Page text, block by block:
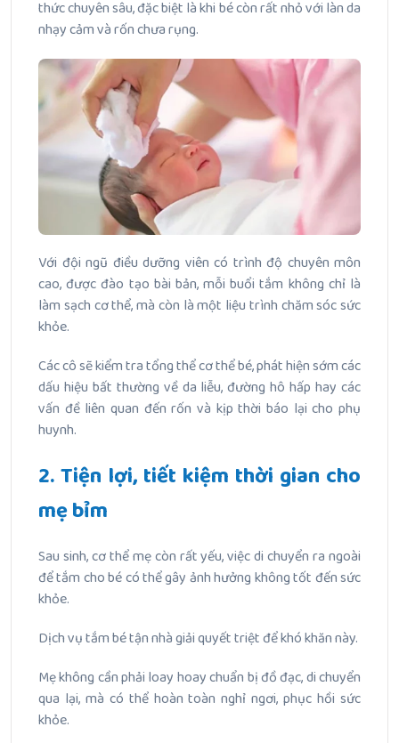
thức chuyên sâu, đặc biệt là khi bé còn rất nhỏ với làn da
nhạy cảm và rốn chưa rụng.
Với đội ngũ điều dưỡng viên có trình độ chuyên môn
cao, được đào tạo bài bản, mỗi buổi tắm không chỉ là
làm sạch cơ thể, mà còn là một liệu trình chăm sóc sức
khỏe.
Các cô sẽ kiểm tra tổng thể cơ thể bé, phát hiện sớm các
dấu hiệu bất thường về da liễu, đường hô hấp hay các
vấn đề liên quan đến rốn và kịp thời báo lại cho phụ
huynh.
2. Tiện lợi, tiết kiệm thời gian cho
mẹ bỉm
Sau sinh, cơ thể mẹ còn rất yếu, việc di chuyển ra ngoài
để tắm cho bé có thể gây ảnh hưởng không tốt đến sức
khỏe.
Dịch vụ tắm bé tận nhà giải quyết triệt để khó khăn này.
Mẹ không cần phải loay hoay chuẩn bị đồ đạc, di chuyển
qua lại, mà có thể hoàn toàn nghỉ ngơi, phục hồi sức
khỏe.